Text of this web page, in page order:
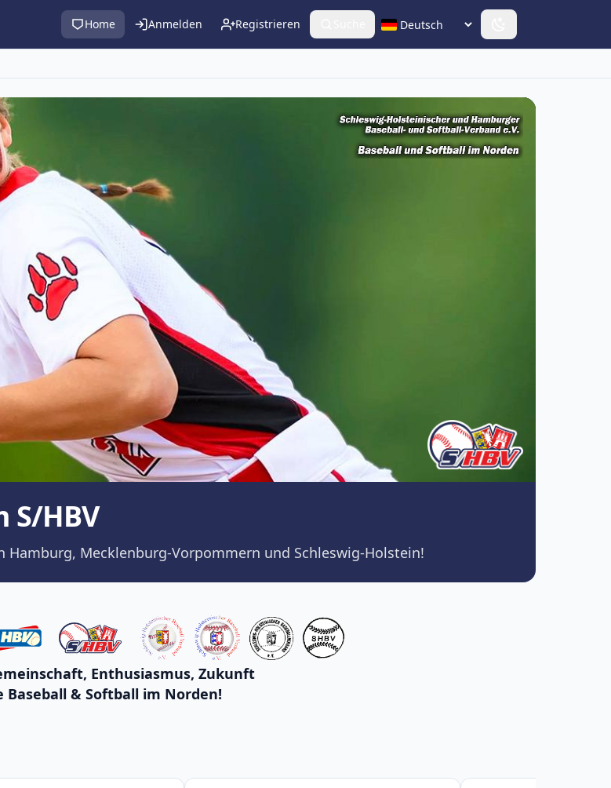
Home Anmelden Registrieren Sprache wählen
HBV
Mecklenburg-Vorpommern und Schleswig-Holstein!
Enthusiasmus, Zukunft
Baseball & Softball im Norden!